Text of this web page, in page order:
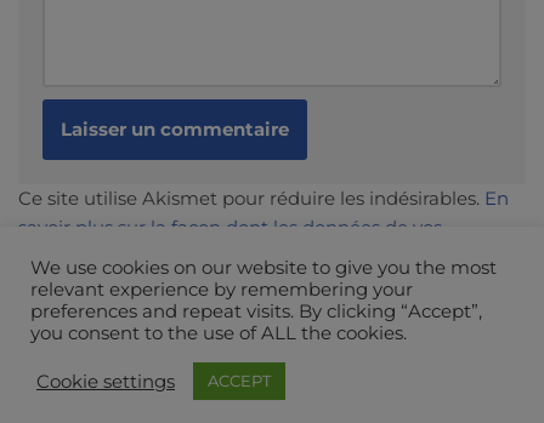
Ce site utilise Akismet pour réduire les indésirables. En
savoir plus sur la façon dont les données de vos
commentaires sont traitées.
We use cookies on our website to give you the most
relevant experience by remembering your
preferences and repeat visits. By clicking “Accept”,
you consent to the use of ALL the cookies.
Cookie settings ACCEPT